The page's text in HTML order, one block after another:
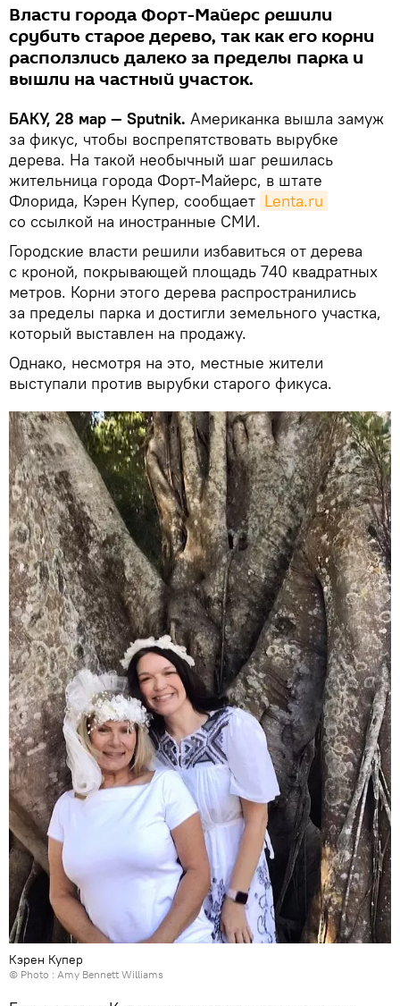
Власти города Форт-Майерс решили
срубить старое дерево, так как его корни
расползлись далеко за пределы парка и
вышли на частный участок.
БАКУ, 28 мар — Sputnik. Американка вышла замуж
за фикус, чтобы воспрепятствовать вырубке
дерева. На такой необычный шаг решилась
жительница города Форт-Майерс, в штате
Флорида, Кэрен Купер, сообщает Lenta.ru
со ссылкой на иностранные СМИ.
Городские власти решили избавиться от дерева
с кроной, покрывающей площадь 740 квадратных
метров. Корни этого дерева распространились
за пределы парка и достигли земельного участка,
который выставлен на продажу.
Однако, несмотря на это, местные жители
выступали против вырубки старого фикуса.
Кэрен Купер
© Photo : Amy Bennett Williams